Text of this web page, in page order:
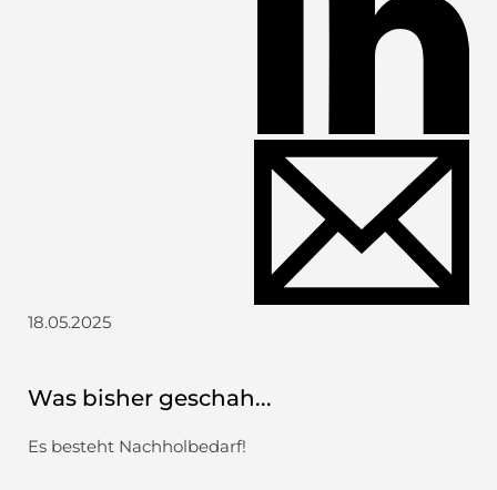
18.05.2025
Was bisher geschah...
Es besteht Nachholbedarf!